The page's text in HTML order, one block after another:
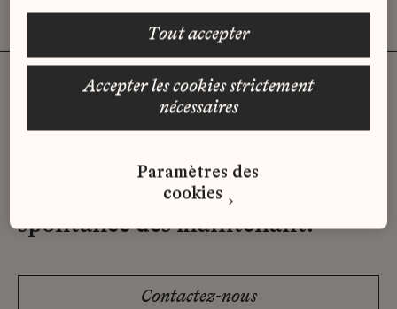
Vous n'avez pas trouvé d'offre
qui correspond à votre profil ?
Envoyez-nous votre candidature
spontanée dès maintenant.
Contactez-nous
accepter les cookies strictement
nécessaires
tout accepter
Paramètres des
cookies